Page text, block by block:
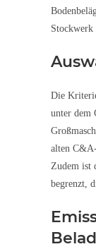
Die
unter dem
alten
Zudem ist
begrenzt,